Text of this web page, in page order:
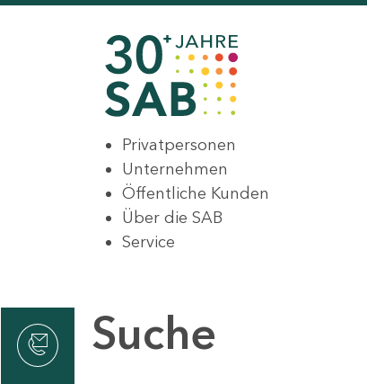
Privatpersonen
Unternehmen
Öffentliche Kunden
Über die SAB
Service
Suche